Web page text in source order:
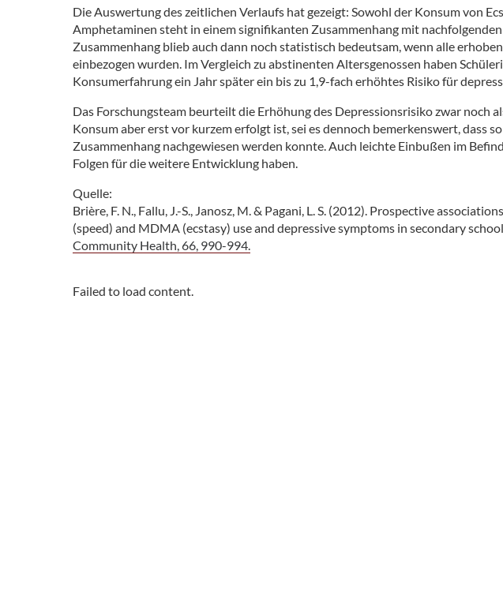
Die Auswertung des zeitlichen Verlaufs hat gezeigt: Sowohl der Konsum von
Amphetaminen steht in einem signifikanten Zusammenhang mit
Zusammenhang blieb auch dann noch statistisch bedeutsam, wenn alle
einbezogen wurden. Im Vergleich zu abstinenten Altersgenossen haben
Konsumerfahrung ein Jahr später ein bis zu 1,9-fach erhöhtes Risiko für
Das Forschungsteam beurteilt die Erhöhung des Depressionsrisiko zwar noch
Konsum aber erst vor kurzem erfolgt ist, sei es dennoch bemerkenswert, dass
Zusammenhang nachgewiesen werden konnte. Auch leichte Einbußen im
Folgen für die weitere Entwicklung haben.
Quelle:
Brière, F. N., Fallu, J.-S., Janosz, M. & Pagani, L. S. (2012). Prospective
(speed) and MDMA (ecstasy) use and depressive symptoms in secondary
Community Health, 66, 990-994.
Failed to load content.